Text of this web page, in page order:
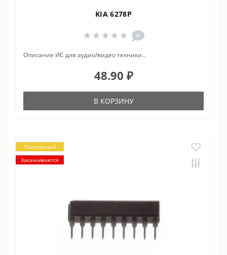
KIA 6278P
0
Описание ИС для аудио/видео техники..
48.90 ₽
В КОРЗИНУ
Популярный
Заканчивается